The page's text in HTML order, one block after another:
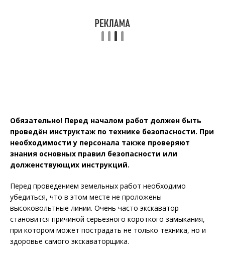
Обязательно! Перед началом работ должен быть
проведён инструктаж по технике безопасности. При
необходимости у персонала также проверяют
знания основных правил безопасности или
долженствующих инструкций.
Перед проведением земельных работ необходимо
убедиться, что в этом месте не проложены
высоковольтные линии. Очень часто экскаватор
становится причиной серьёзного короткого замыкания,
при котором может пострадать не только техника, но и
здоровье самого экскаваторщика.